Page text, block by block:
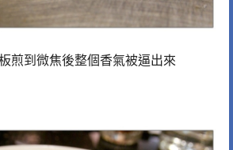
煎到微焦後整個香氣被逼出來